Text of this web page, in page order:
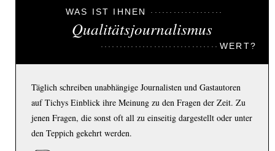
WAS IST IHNEN
Qualitätsjournalismus
WERT?
Täglich schreiben unabhängige Journalisten und Gastautoren
auf Tichys Einblick ihre Meinung zu den Fragen der Zeit. Zu
jenen Fragen, die sonst oft all zu einseitig dargestellt oder unter
den Teppich gekehrt werden.